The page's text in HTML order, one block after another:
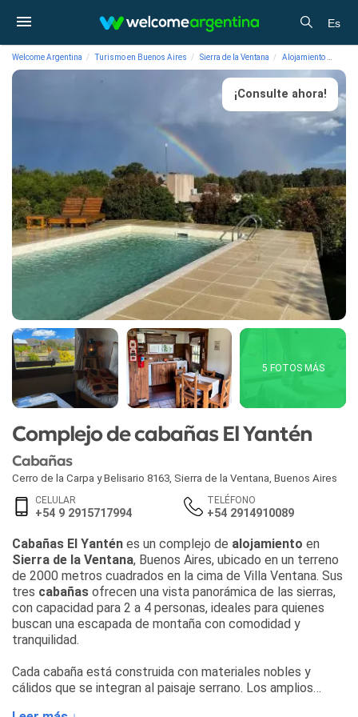
Es
Welcome Argentina Turismo en Buenos Aires Sierra de la Ventana Alojamiento
¡Consulte ahora!
5 FOTOS MÁS
Complejo de cabañas El Yantén
Cabañas
Cerro de la Carpa y Belisario 8163 Sierra de la Ventana Buenos Aires
CELULAR
+54 9 2915717994
TELÉFONO
+54 2914910089
Cabañas El Yantén es un complejo de alojamiento en
Sierra de la Ventana, Buenos Aires, ubicado en un terreno
de 2000 metros cuadrados en la cima de Villa Ventana. Sus
tres cabañas ofrecen una vista panorámica de las sierras,
con capacidad para 2 a 4 personas, ideales para quienes
buscan una escapada de montaña con comodidad y
tranquilidad.
Cada cabaña está construida con materiales nobles y
cálidos que se integran al paisaje serrano. Los amplios